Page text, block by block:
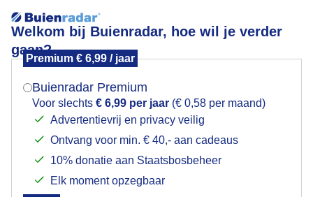
Welkom bij Buienradar, hoe wil je verder
gaan?
Premium € 6,99 / jaar
Buienradar Premium
Voor slechts € 6,99 per jaar (€ 0,58 per maand)
Advertentievrij en privacy veilig
Ontvang voor min. € 40,- aan cadeaus
10% donatie aan Staatsbosbeheer
Elk moment opzegbaar
Wolken
Mogen we je locatie gebruiken voor het
Indien je hier nog geen akkoord op hebt gegeven,
verschijnt er zo een pop-up uit je browser waarin